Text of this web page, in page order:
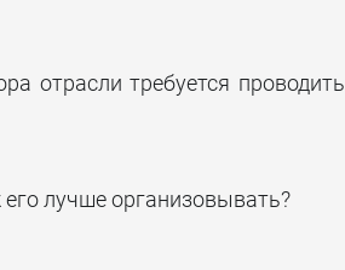
отрасли требуется проводить
лучше организовывать?